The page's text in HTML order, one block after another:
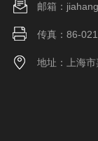
邮箱：
传真：86-
地址：上海